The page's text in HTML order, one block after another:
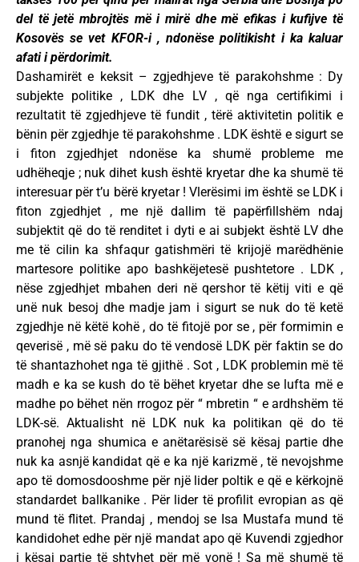
del të jetë mbrojtës më i mirë dhe më efikas i kufijve të
Kosovës se vet KFOR-i , ndonëse politikisht i ka kaluar
afati i përdorimit.
Dashamirët e keksit – zgjedhjeve të parakohshme : Dy
subjekte politike , LDK dhe LV , që nga certifikimi i
rezultatit të zgjedhjeve të fundit , tërë aktivitetin politik e
bënin për zgjedhje të parakohshme . LDK është e sigurt se
i fiton zgjedhjet ndonëse ka shumë probleme me
udhëheqje ; nuk dihet kush është kryetar dhe ka shumë të
interesuar për t’u bërë kryetar ! Vlerësimi im është se LDK i
fiton zgjedhjet , me një dallim të papërfillshëm ndaj
subjektit që do të renditet i dyti e ai subjekt është LV dhe
me të cilin ka shfaqur gatishmëri të krijojë marëdhënie
martesore politike apo bashkëjetesë pushtetore . LDK ,
nëse zgjedhjet mbahen deri në qershor të këtij viti e që
unë nuk besoj dhe madje jam i sigurt se nuk do të ketë
zgjedhje në këtë kohë , do të fitojë por se , për formimin e
qeverisë , më së paku do të vendosë LDK për faktin se do
të shantazhohet nga të gjithë . Sot , LDK problemin më të
madh e ka se kush do të bëhet kryetar dhe se lufta më e
madhe po bëhet nën rrogoz për “ mbretin “ e ardhshëm të
LDK-së. Aktualisht në LDK nuk ka politikan që do të
pranohej nga shumica e anëtarësisë së kësaj partie dhe
nuk ka asnjë kandidat që e ka një karizmë , të nevojshme
apo të domosdooshme për një lider poltik e që e kërkojnë
standardet ballkanike . Për lider të profilit evropian as që
mund të flitet. Prandaj , mendoj se Isa Mustafa mund të
kandidohet edhe për një mandat apo që Kuvendi zgjedhor
i kësaj partie të shtyhet për më vonë ! Sa më shumë të